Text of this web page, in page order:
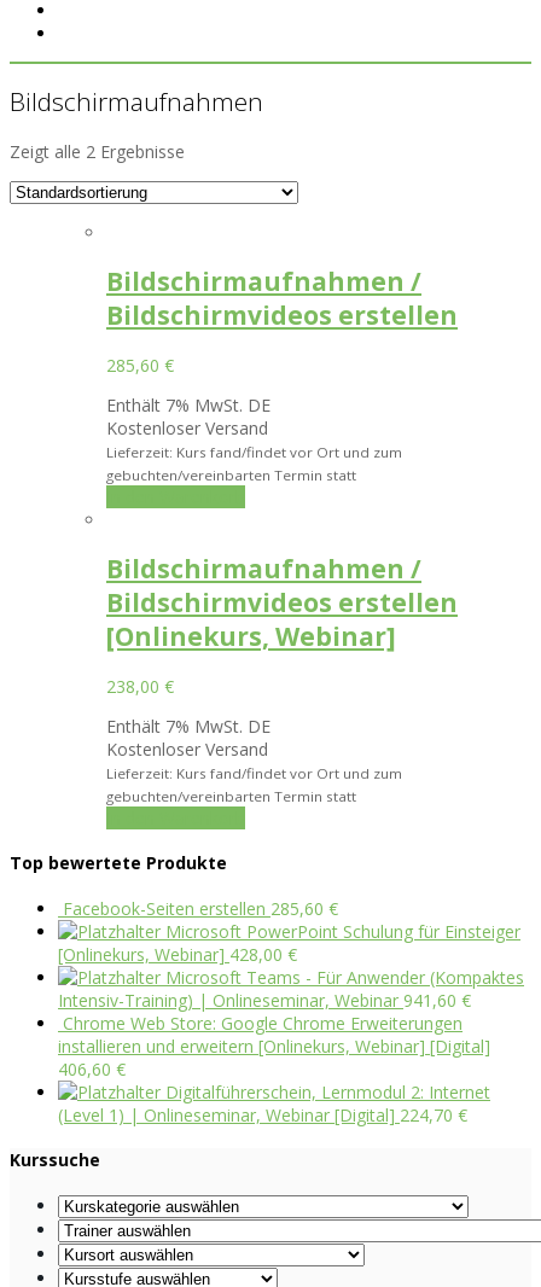
Bildschirmaufnahmen
Zeigt alle 2 Ergebnisse
Bildschirmaufnahmen /
Bildschirmvideos erstellen
285,60 €
Enthält 7% MwSt. DE
Kostenloser Versand
Lieferzeit: Kurs fand/findet vor Ort und zum
gebuchten/vereinbarten Termin statt
Bildschirmaufnahmen /
Bildschirmvideos erstellen
[Onlinekurs, Webinar]
238,00 €
Enthält 7% MwSt. DE
Kostenloser Versand
Lieferzeit: Kurs fand/findet vor Ort und zum
gebuchten/vereinbarten Termin statt
Top bewertete Produkte
Facebook-Seiten erstellen 285,60 €
Microsoft PowerPoint Schulung für Einsteiger
[Onlinekurs, Webinar] 428,00 €
Microsoft Teams - Für Anwender (Kompaktes
Intensiv-Training) | Onlineseminar, Webinar 941,60 €
Chrome Web Store: Google Chrome Erweiterungen
installieren und erweitern [Onlinekurs, Webinar] [Digital]
406,60 €
Digitalführerschein, Lernmodul 2: Internet
(Level 1) | Onlineseminar, Webinar [Digital] 224,70 €
Kurssuche